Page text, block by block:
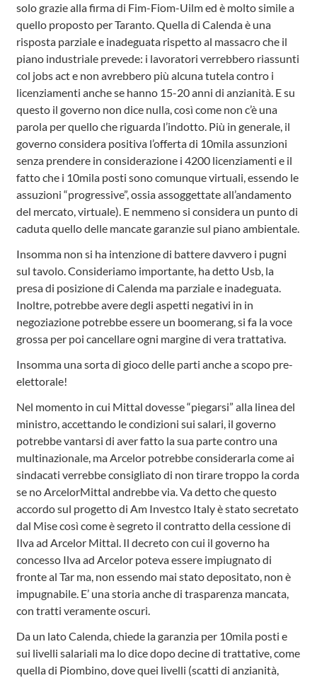
solo grazie alla firma di Fim-Fiom-Uilm ed è molto simile a
quello proposto per Taranto. Quella di Calenda è una
risposta parziale e inadeguata rispetto al massacro che il
piano industriale prevede: i lavoratori verrebbero riassunti
col jobs act e non avrebbero più alcuna tutela contro i
licenziamenti anche se hanno 15-20 anni di anzianità. E su
questo il governo non dice nulla, così come non c’è una
parola per quello che riguarda l’indotto. Più in generale, il
governo considera positiva l’offerta di 10mila assunzioni
senza prendere in considerazione i 4200 licenziamenti e il
fatto che i 10mila posti sono comunque virtuali, essendo le
assuzioni “progressive”, ossia assoggettate all’andamento
del mercato, virtuale). E nemmeno si considera un punto di
caduta quello delle mancate garanzie sul piano ambientale.
Insomma non si ha intenzione di battere davvero i pugni
sul tavolo. Consideriamo importante, ha detto Usb, la
presa di posizione di Calenda ma parziale e inadeguata.
Inoltre, potrebbe avere degli aspetti negativi in in
negoziazione potrebbe essere un boomerang, si fa la voce
grossa per poi cancellare ogni margine di vera trattativa.
Insomma una sorta di gioco delle parti anche a scopo pre-
elettorale!
Nel momento in cui Mittal dovesse “piegarsi” alla linea del
ministro, accettando le condizioni sui salari, il governo
potrebbe vantarsi di aver fatto la sua parte contro una
multinazionale, ma Arcelor potrebbe considerarla come ai
sindacati verrebbe consigliato di non tirare troppo la corda
se no ArcelorMittal andrebbe via. Va detto che questo
accordo sul progetto di Am Investco Italy è stato secretato
dal Mise così come è segreto il contratto della cessione di
Ilva ad Arcelor Mittal. Il decreto con cui il governo ha
concesso Ilva ad Arcelor poteva essere impiugnato di
fronte al Tar ma, non essendo mai stato depositato, non è
impugnabile. E’ una storia anche di trasparenza mancata,
con tratti veramente oscuri.
Da un lato Calenda, chiede la garanzia per 10mila posti e
sui livelli salariali ma lo dice dopo decine di trattative, come
quella di Piombino, dove quei livelli (scatti di anzianità,